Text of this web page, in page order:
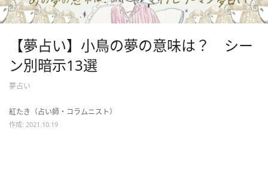
【夢占い】小鳥の夢の意味は？ シー
ン別暗示13選
夢占い
紅たき（占い師・コラムニスト）
作成: 2021.10.19